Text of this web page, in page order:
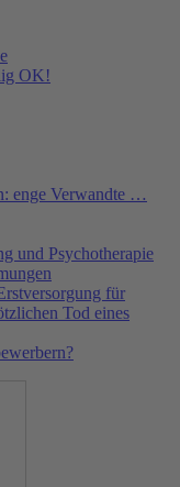
OK!
enge Verwandte …
und Psychotherapie
für
Tod eines